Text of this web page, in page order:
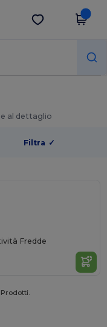
Scarica app
al dettaglio
Filtra ✓
Fredde